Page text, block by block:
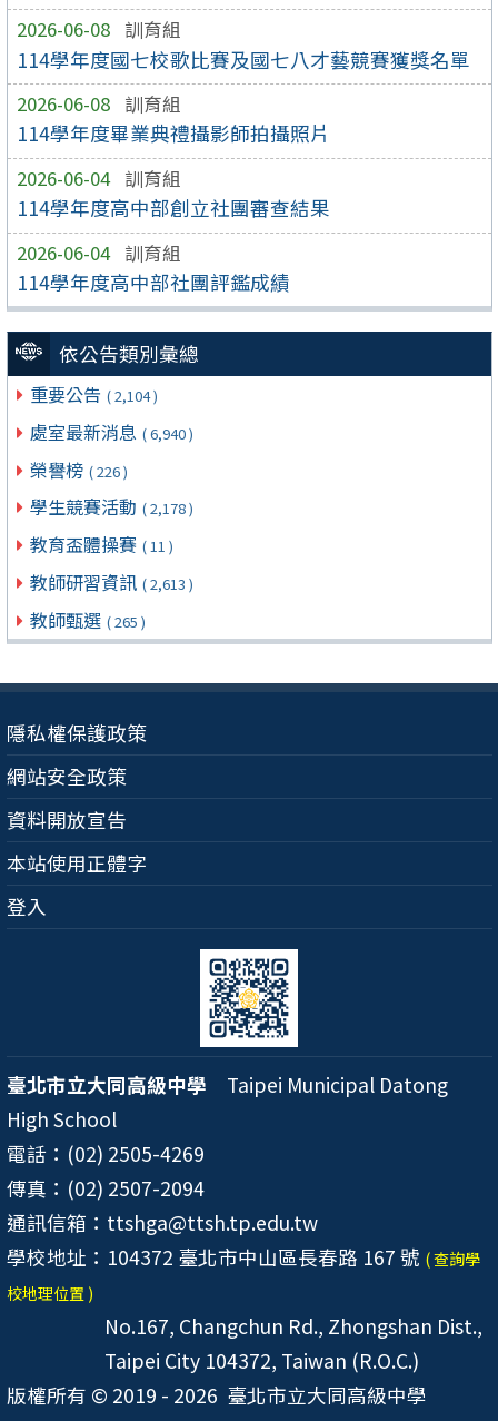
2026-06-08 訓育組
114學年度國七校歌比賽及國七八才藝競賽獲獎名單
2026-06-08 訓育組
114學年度畢業典禮攝影師拍攝照片
2026-06-04 訓育組
114學年度高中部創立社團審查結果
2026-06-04 訓育組
114學年度高中部社團評鑑成績
依公告類別彙總
重要公告 ( 2,104 )
處室最新消息 ( 6,940 )
榮譽榜 ( 226 )
學生競賽活動 ( 2,178 )
教育盃體操賽 ( 11 )
教師研習資訊 ( 2,613 )
教師甄選 ( 265 )
隱私權保護政策
網站安全政策
資料開放宣告
本站使用正體字
登入
臺北市立大同高級中學 Taipei Municipal Datong
High School
電話：(02) 2505-4269
傳真：(02) 2507-2094
通訊信箱：ttshga@ttsh.tp.edu.tw
學校地址：104372 臺北市中山區長春路 167 號 ( 查詢學
校地理位置 )
No.167, Changchun Rd., Zhongshan Dist.,
Taipei City 104372, Taiwan (R.O.C.)
版權所有 © 2019 - 2026 臺北市立大同高級中學